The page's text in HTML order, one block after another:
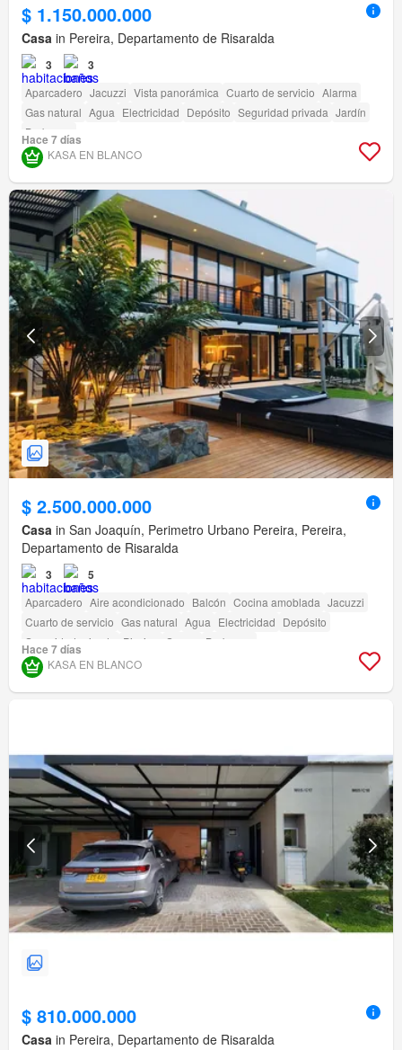
$ 1.150.000.000
Casa in Pereira, Departamento de Risaralda
3 3
Aparcadero Jacuzzi Vista panorámica Cuarto de servicio Alarma
Gas natural Agua Electricidad Depósito Seguridad privada Jardín
Barbecue
Hace 7 días
KASA EN BLANCO
$ 2.500.000.000
Casa in San Joaquín, Perimetro Urbano Pereira, Pereira,
Departamento de Risaralda
3 5
Aparcadero Aire acondicionado Balcón Cocina amoblada Jacuzzi
Cuarto de servicio Gas natural Agua Electricidad Depósito
Seguridad privada
Piscina Sauna Barbecue
Hace 7 días
KASA EN BLANCO
$ 810.000.000
Casa in Pereira, Departamento de Risaralda